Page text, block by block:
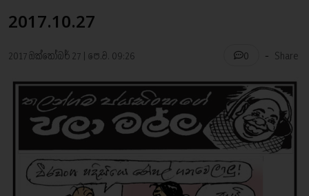
2017.10.27
2017 ඔක්තෝබර් 27 | පෙ.ව. 09:26 0 - Share